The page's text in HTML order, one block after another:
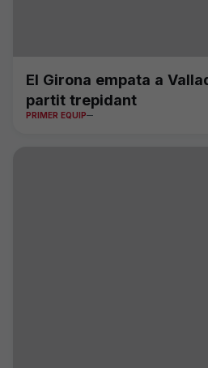
El Girona empata a
partit trepidant
PRIMER EQUIP